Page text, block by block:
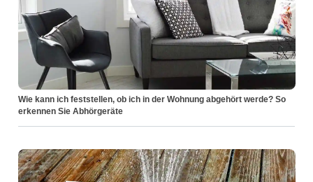
Wie kann ich feststellen, ob ich in der Wohnung abgehört werde? So
erkennen Sie Abhörgeräte